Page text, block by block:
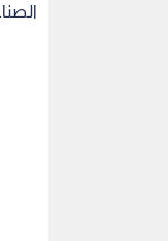
الصناعي حاليا